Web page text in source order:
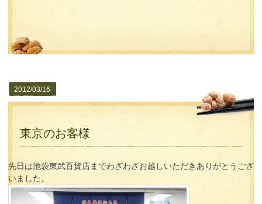
2012/03/16
東京のお客様
先日は池袋東武百貨店までわざわざお越しいただきありがとうござ
いました。